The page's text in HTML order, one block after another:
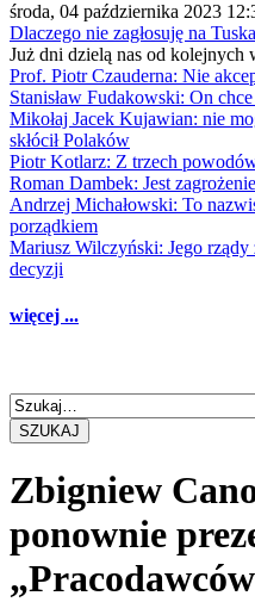
środa, 04 października 2023
Dlaczego nie zagłosuję na
Już dni dzielą nas od
Prof. Piotr Czauderna: Nie
Stanisław Fudakowski: On
Mikołaj Jacek Kujawian: nie
skłócił Polaków
Piotr Kotlarz: Z trzech
Roman Dambek: Jest
Andrzej Michałowski: To
porządkiem
Mariusz Wilczyński: Jego
decyzji
więcej ...
SZUKAJ
Zbigniew
ponownie